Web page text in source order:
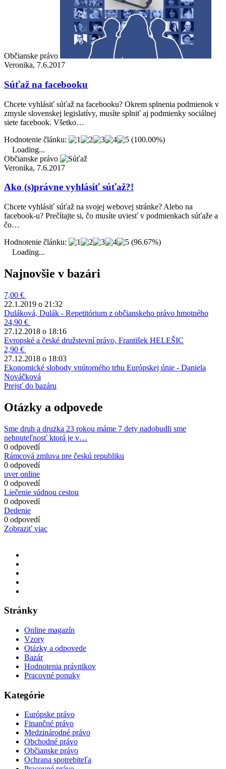
Občianske právo
Veronika, 7.6.2017
Súťaž na facebooku
Chcete vyhlásiť súťaž na facebooku? Okrem splnenia podmienok v
zmysle slovenskej legislatívy, musíte splniť aj podmienky sociálnej
siete facebook. Všetko…
Hodnotenie článku:
(100.00%)
Loading...
Občianske právo
Veronika, 7.6.2017
Ako (s)právne vyhlásiť súťaž?!
Chcete vyhlásiť súťaž na svojej webovej stránke? Alebo na
facebook-u? Prečítajte si, čo musíte uviesť v podmienkach súťaže a
čo…
Hodnotenie článku:
(96.67%)
Loading...
Najnovšie v bazári
7,00 €
22.1.2019 o 21:32
Duláková, Dulák - Repetitórium z občianskeho právo hmotného
24,90 €
27.12.2018 o 18:16
Evropské a české družstevní právo, František HELEŠIC
2,90 €
27.12.2018 o 18:03
Ekonomické slobody vnútorného trhu Európskej únie - Daniela
Nováčková
Prejsť do bazáru
Otázky a odpovede
Sme druh a drużka 23 rokou máme 7 dety nadobudli sme
nehnuteľnosť ktorá je v…
0 odpovedí
Rámcová zmluva pre českú republiku
0 odpovedí
uver online
0 odpovedí
Liečenie súdnou cestou
0 odpovedí
Dedenie
0 odpovedí
Zobraziť viac
Stránky
Online magazín
Vzory
Otázky a odpovede
Bazár
Hodnotenia právnikov
Pracovné ponuky
Kategórie
Európske právo
Finančné právo
Medzinárodné právo
Obchodné právo
Občianske právo
Ochrana spotrebiteľa